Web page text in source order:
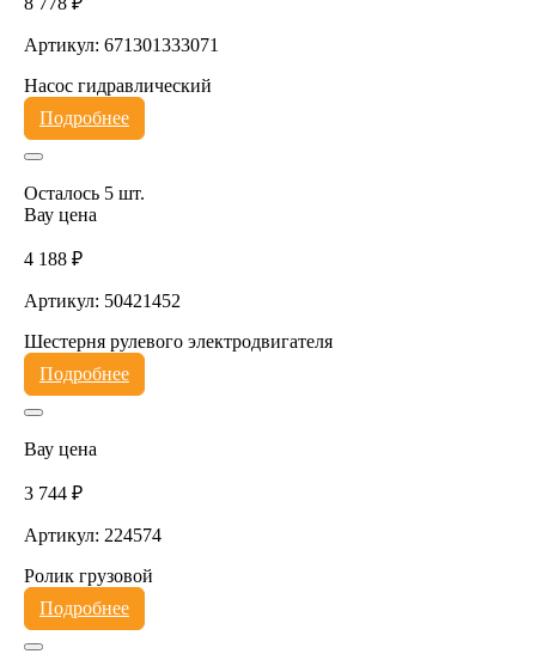
Артикул: 671301333071
Насос гидравлический
Подробнее
Осталось 5 шт.
Вау цена
4 188 ₽
Артикул: 50421452
Шестерня рулевого электродвигателя
Подробнее
Вау цена
3 744 ₽
Артикул: 224574
Ролик грузовой
Подробнее